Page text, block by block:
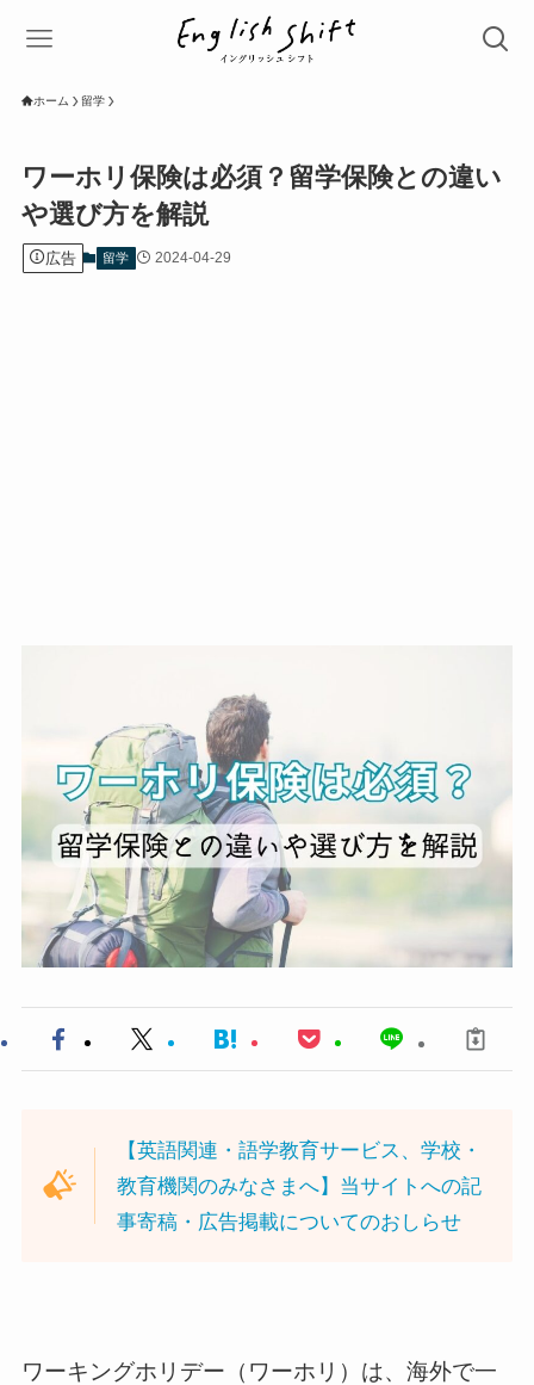
ホーム 留学
ワーホリ保険は必須？留学保険との違い
や選び方を解説
広告 留学 2024-04-29
【英語関連・語学教育サービス、学校・
教育機関のみなさまへ】当サイトへの記
事寄稿・広告掲載についてのおしらせ
ワーキングホリデー（ワーホリ）は、海外で一